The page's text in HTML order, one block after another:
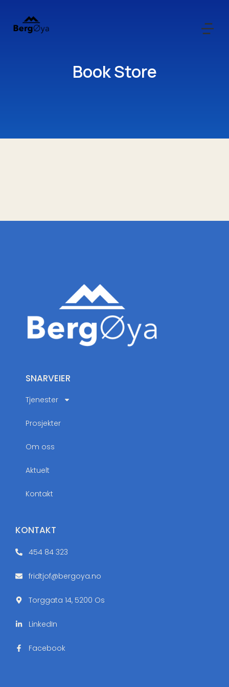
Book Store
SNARVEIER
Tjenester
Prosjekter
Om oss
Aktuelt
Kontakt
KONTAKT
454 84 323
fridtjof@bergoya.no
Torggata 14, 5200 Os
LinkedIn
Facebook